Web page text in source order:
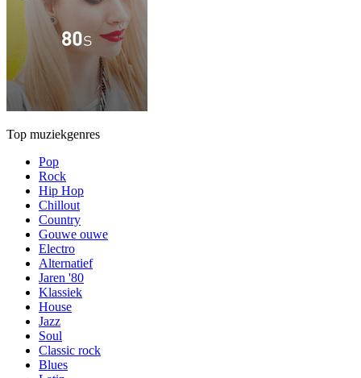
Top muziekgenres
Pop
Rock
Hip Hop
Chillout
Country
Gouwe ouwe
Electro
Alternatief
Jaren '80
Klassiek
House
Jazz
Soul
Classic rock
Blues